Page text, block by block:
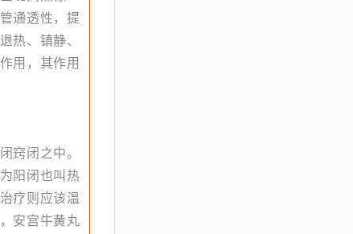
通透性，提
热、镇静、
用，其作用
窍闭之中。
阳闭也叫热
疗则应该温
安宫牛黄丸